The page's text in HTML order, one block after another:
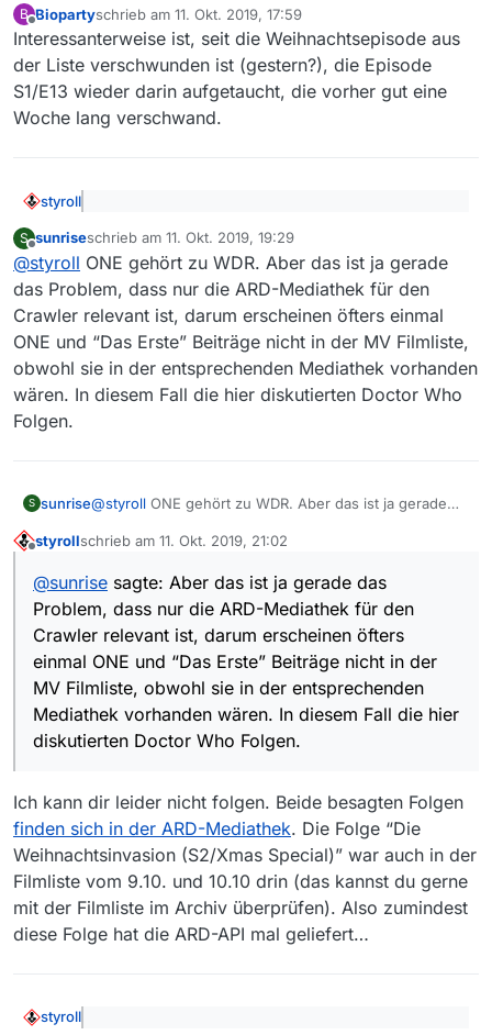
B Biopartyschrieb am 11. Okt. 2019, 17:59
zuletzt editiert von
Interessanterweise ist, seit die Weihnachtsepisode aus
der Liste verschwunden ist (gestern?), die Episode
S1/E13 wieder darin aufgetaucht, die vorher gut eine
Woche lang verschwand.
styroll
sie da, schon sind sie weg”, oder die werden, weil
FSK12, nur nachts gelistet.
Nur die ARD-Mediathek ist relevant (und du siehst ja,
dass die Sendung auf einem WDR-Server liegt)…
S
Offline
sunriseschrieb am 11. Okt. 2019, 19:29
zuletzt editiert von
@styroll ONE gehört zu WDR. Aber das ist ja gerade
das Problem, dass nur die ARD-Mediathek für den
Crawler relevant ist, darum erscheinen öfters einmal
ONE und “Das Erste” Beiträge nicht in der MV Filmliste,
obwohl sie in der entsprechenden Mediathek vorhanden
wären. In diesem Fall die hier diskutierten Doctor Who
Folgen.
S sunrise@styroll ONE gehört zu WDR. Aber das ist ja gerade
Crawler relevant ist, darum erscheinen öfters einmal
obwohl sie in der entsprechenden Mediathek
vorhanden wären. In diesem Fall die hier diskutierten
Doctor Who Folgen.
styrollschrieb am 11. Okt. 2019, 21:02
zuletzt editiert von
@sunrise sagte: Aber das ist ja gerade das
Problem, dass nur die ARD-Mediathek für den
Crawler relevant ist, darum erscheinen öfters
einmal ONE und “Das Erste” Beiträge nicht in der
MV Filmliste, obwohl sie in der entsprechenden
Mediathek vorhanden wären. In diesem Fall die hier
diskutierten Doctor Who Folgen.
Ich kann dir leider nicht folgen. Beide besagten Folgen
finden sich in der ARD-Mediathek. Die Folge “Die
Weihnachtsinvasion (S2/Xmas Special)” war auch in der
Filmliste vom 9.10. und 10.10 drin (das kannst du gerne
mit der Filmliste im Archiv überprüfen). Also zumindest
diese Folge hat die ARD-API mal geliefert…
styroll